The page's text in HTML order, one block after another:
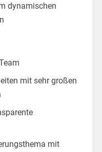
dynamischen
mit sehr großen
mit